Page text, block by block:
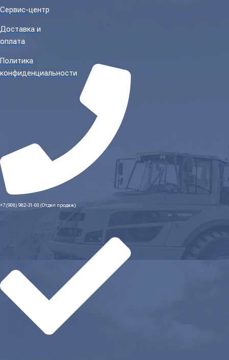
Сервис-центр
Доставка и
оплата
Политика
конфиденциальности
+7 (908) 982-31-00 (Отдел продаж)